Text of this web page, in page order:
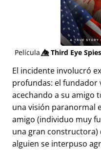
Película👁️⃤Third Eye Spies
El incidente involucró
profundas: el fundador
acechando a su amigo
una visión paranormal
amigo (individuo muy
una gran
alguien se interpuso